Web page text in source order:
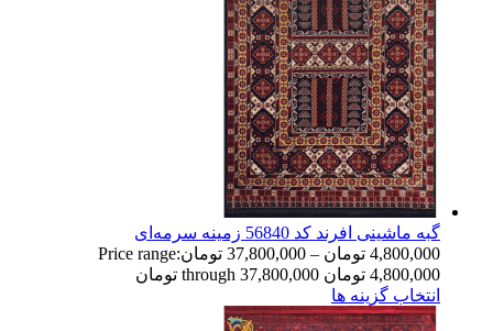
گبه ماشینی افرند کد 56840 زمینه سرمه‌ای
4,800,000 تومان –
37,800,000 تومانPrice range:
4,800,000 تومان through 37,800,000 تومان
انتخاب گزینه ها